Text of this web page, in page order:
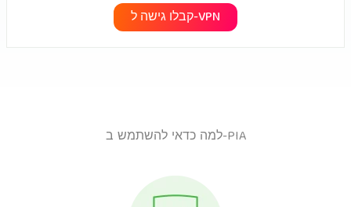
קבלו גישה ל-VPN
למה כדאי להשתמש ב-PIA